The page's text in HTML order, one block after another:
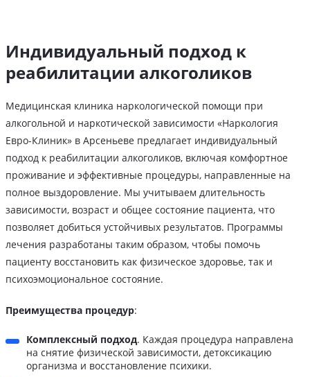
Индивидуальный подход к
реабилитации алкоголиков
Медицинская клиника наркологической помощи при
алкогольной и наркотической зависимости «Наркология
Евро-Клиник» в Арсеньеве предлагает индивидуальный
подход к реабилитации алкоголиков, включая комфортное
проживание и эффективные процедуры, направленные на
полное выздоровление. Мы учитываем длительность
зависимости, возраст и общее состояние пациента, что
позволяет добиться устойчивых результатов. Программы
лечения разработаны таким образом, чтобы помочь
пациенту восстановить как физическое здоровье, так и
психоэмоциональное состояние.
Преимущества процедур:
Комплексный подход. Каждая процедура направлена
на снятие физической зависимости, детоксикацию
организма и восстановление психики.